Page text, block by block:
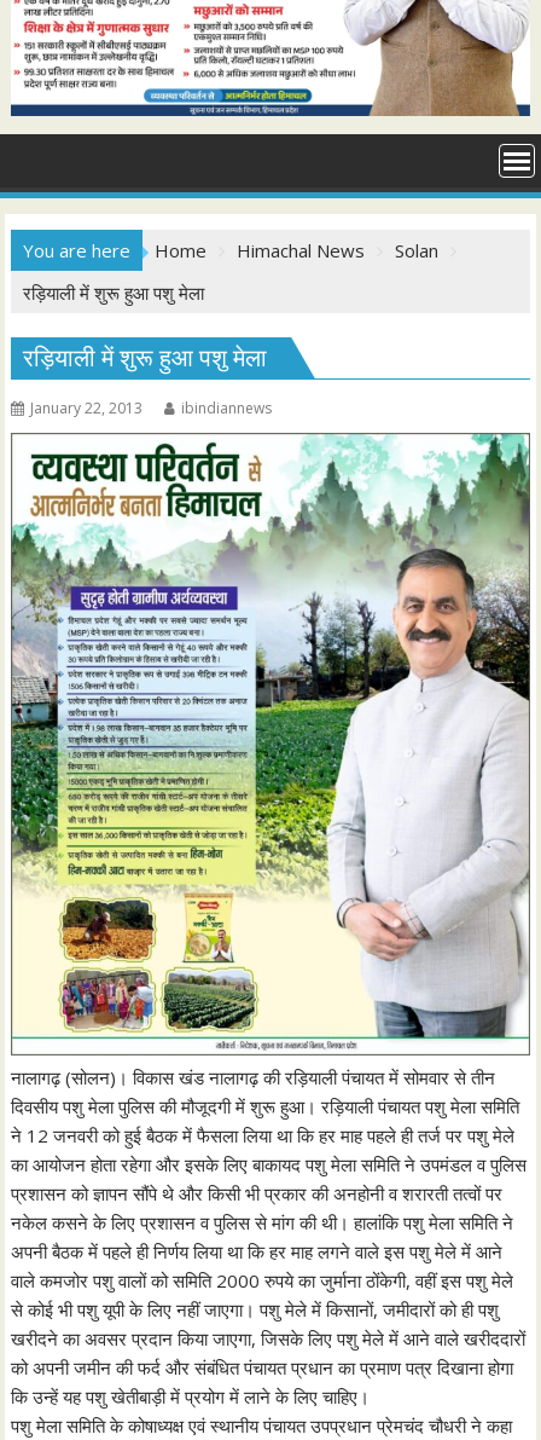
You are here Home Himachal News
Solan
रड़ियाली में शुरू हुआ पशु मेला
रड़ियाली में शुरू हुआ पशु मेला
January 22, 2013 ibindiannews
नालागढ़ (सोलन)। विकास खंड नालागढ़ की रड़ियाली पंचायत में सोमवार से तीन
दिवसीय पशु मेला पुलिस की मौजूदगी में शुरू हुआ। रड़ियाली पंचायत पशु मेला समिति
ने 12 जनवरी को हुई बैठक में फैसला लिया था कि हर माह पहले ही तर्ज पर पशु मेले
का आयोजन होता रहेगा और इसके लिए बाकायद पशु मेला समिति ने उपमंडल व पुलिस
प्रशासन को ज्ञापन सौंपे थे और किसी भी प्रकार की अनहोनी व शरारती तत्वों पर
नकेल कसने के लिए प्रशासन व पुलिस से मांग की थी। हालांकि पशु मेला समिति ने
अपनी बैठक में पहले ही निर्णय लिया था कि हर माह लगने वाले इस पशु मेले में आने
वाले कमजोर पशु वालों को समिति 2000 रुपये का जुर्माना ठोंकेगी, वहीं इस पशु मेले
से कोई भी पशु यूपी के लिए नहीं जाएगा। पशु मेले में किसानों, जमीदारों को ही पशु
खरीदने का अवसर प्रदान किया जाएगा, जिसके लिए पशु मेले में आने वाले खरीददारों
को अपनी जमीन की फर्द और संबंधित पंचायत प्रधान का प्रमाण पत्र दिखाना होगा
कि उन्हें यह पशु खेतीबाड़ी में प्रयोग में लाने के लिए चाहिए।
पशु मेला समिति के कोषाध्यक्ष एवं स्थानीय पंचायत उपप्रधान प्रेमचंद चौधरी ने कहा